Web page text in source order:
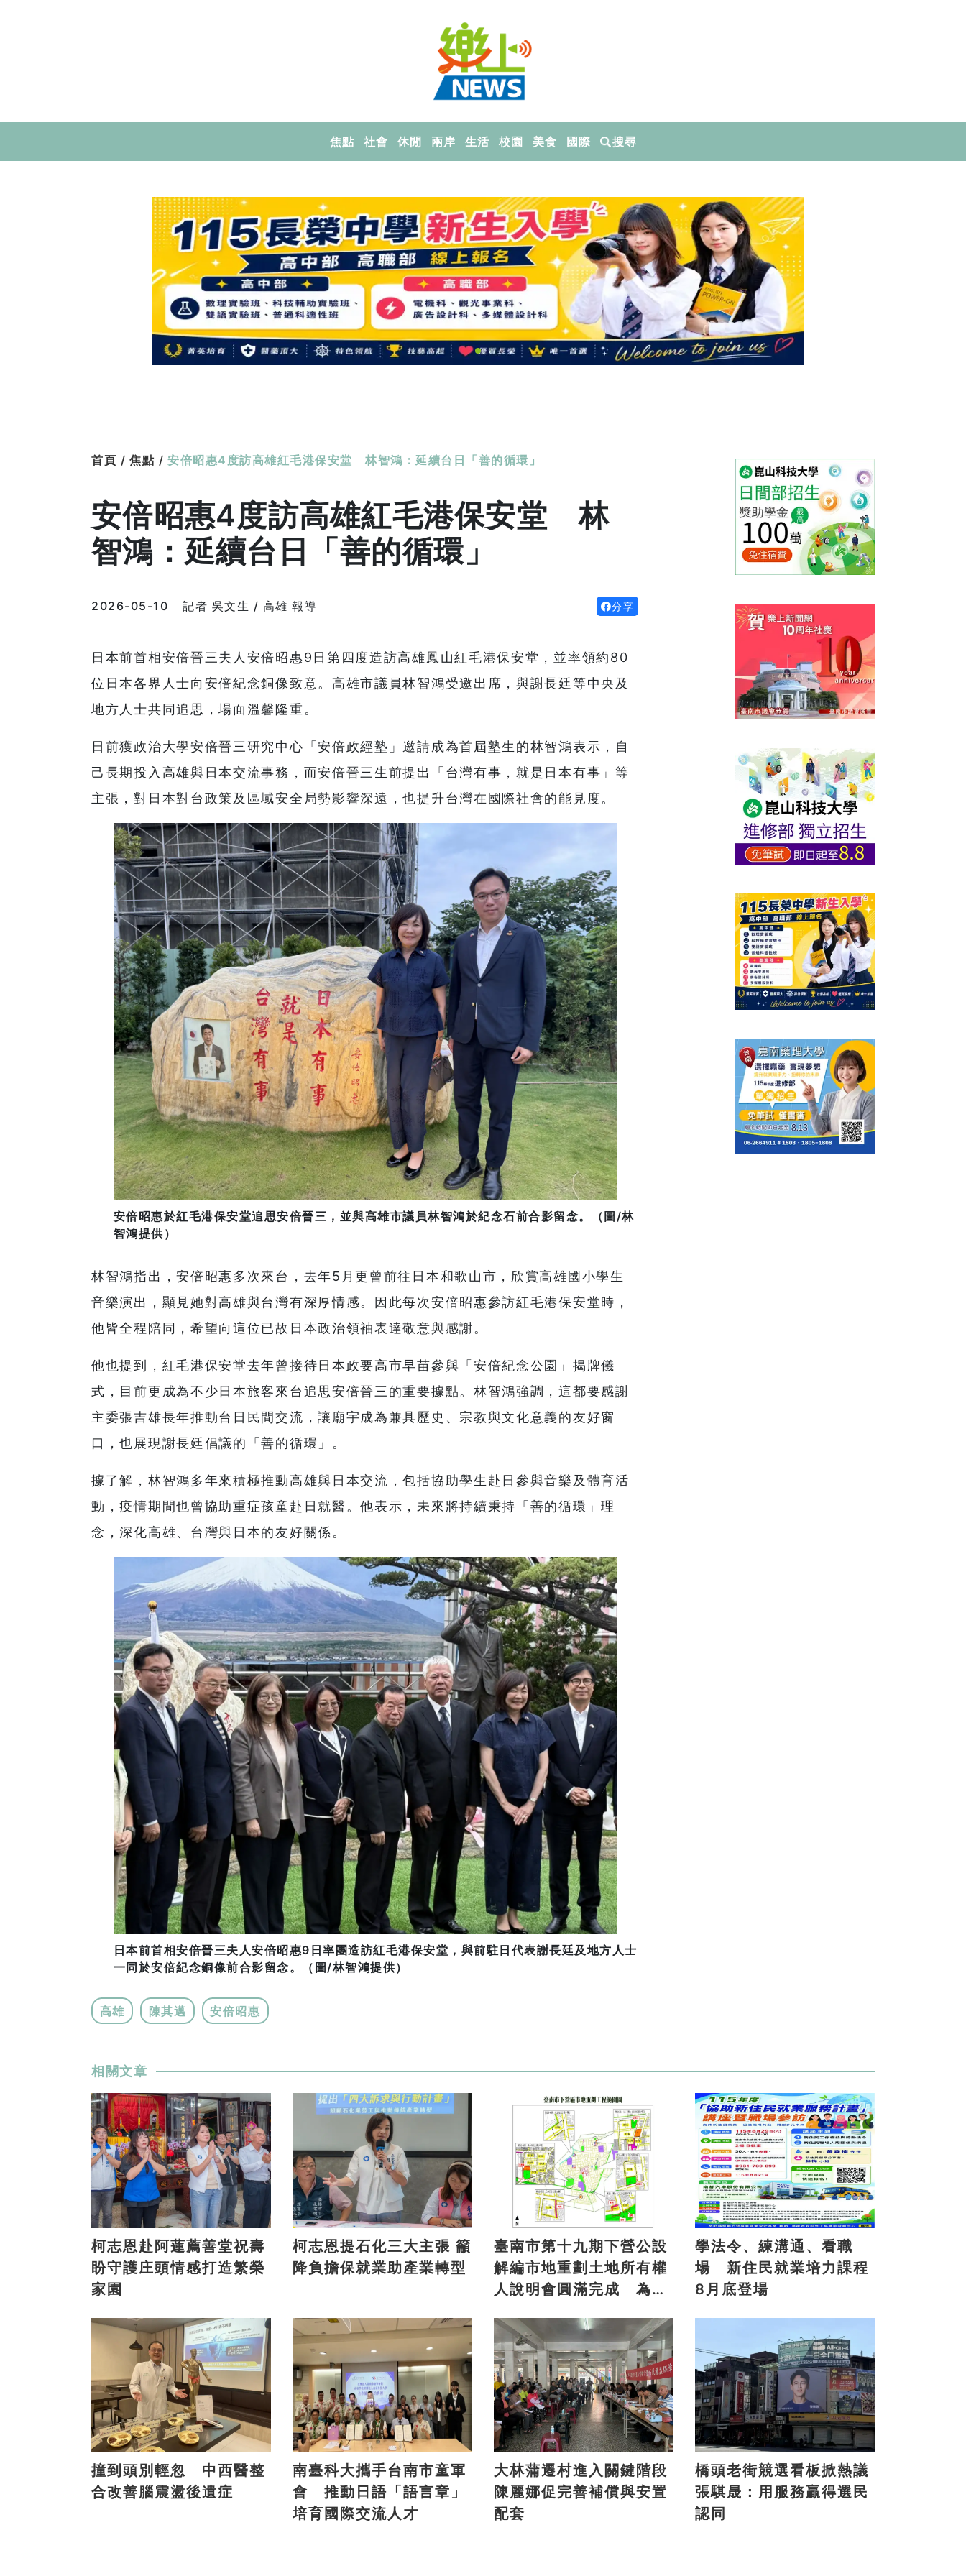
焦點 社會 休閒 兩岸 生活 校園 美食 國際 搜尋
首頁 / 焦點 / 安倍昭惠4度訪高雄紅毛港保安堂 林智鴻：延續台日「善的循環」
安倍昭惠4度訪高雄紅毛港保安堂 林
智鴻：延續台日「善的循環」
2026-05-10 記者 吳文生 / 高雄 報導 分享
日本前首相安倍晉三夫人安倍昭惠9日第四度造訪高雄鳳山紅毛港保安堂，並率領約80
位日本各界人士向安倍紀念銅像致意。高雄市議員林智鴻受邀出席，與謝長廷等中央及
地方人士共同追思，場面溫馨隆重。
日前獲政治大學安倍晉三研究中心「安倍政經塾」邀請成為首屆塾生的林智鴻表示，自
己長期投入高雄與日本交流事務，而安倍晉三生前提出「台灣有事，就是日本有事」等
主張，對日本對台政策及區域安全局勢影響深遠，也提升台灣在國際社會的能見度。
安倍昭惠於紅毛港保安堂追思安倍晉三，並與高雄市議員林智鴻於紀念石前合影留念。（圖/林
智鴻提供）
林智鴻指出，安倍昭惠多次來台，去年5月更曾前往日本和歌山市，欣賞高雄國小學生
音樂演出，顯見她對高雄與台灣有深厚情感。因此每次安倍昭惠參訪紅毛港保安堂時，
他皆全程陪同，希望向這位已故日本政治領袖表達敬意與感謝。
他也提到，紅毛港保安堂去年曾接待日本政要高市早苗參與「安倍紀念公園」揭牌儀
式，目前更成為不少日本旅客來台追思安倍晉三的重要據點。林智鴻強調，這都要感謝
主委張吉雄長年推動台日民間交流，讓廟宇成為兼具歷史、宗教與文化意義的友好窗
口，也展現謝長廷倡議的「善的循環」。
據了解，林智鴻多年來積極推動高雄與日本交流，包括協助學生赴日參與音樂及體育活
動，疫情期間也曾協助重症孩童赴日就醫。他表示，未來將持續秉持「善的循環」理
念，深化高雄、台灣與日本的友好關係。
日本前首相安倍晉三夫人安倍昭惠9日率團造訪紅毛港保安堂，與前駐日代表謝長廷及地方人士
一同於安倍紀念銅像前合影留念。（圖/林智鴻提供）
高雄 陳其邁 安倍昭惠
相關文章
柯志恩赴阿蓮薦善堂祝壽
盼守護庄頭情感打造繁榮
家園
柯志恩提石化三大主張 籲
降負擔保就業助產業轉型
臺南市第十九期下營公設
解編市地重劃土地所有權
人說明會圓滿完成 為地
學法令、練溝通、看職
場 新住民就業培力課程
8月底登場
撞到頭別輕忽 中西醫整
合改善腦震盪後遺症
南臺科大攜手台南市童軍
會 推動日語「語言章」
培育國際交流人才
大林蒲遷村進入關鍵階段
陳麗娜促完善補償與安置
配套
橋頭老街競選看板掀熱議
張騏晟：用服務贏得選民
認同